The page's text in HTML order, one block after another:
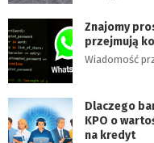
Znajomy
przejmują
Wiadomość
Dlaczego
KPO o
na kredyt